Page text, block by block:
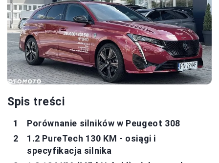
Spis treści
Porównanie silników w Peugeot 308
1.2 PureTech 130 KM - osiągi i
specyfikacja silnika